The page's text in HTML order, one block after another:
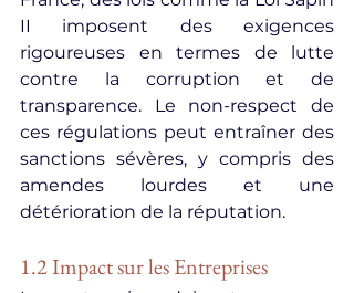
II imposent des exigences
rigoureuses en termes de lutte
contre la corruption et de
transparence. Le non-respect de
ces régulations peut entraîner des
sanctions sévères, y compris des
amendes lourdes et une
détérioration de la réputation.
1.2 Impact sur les Entreprises